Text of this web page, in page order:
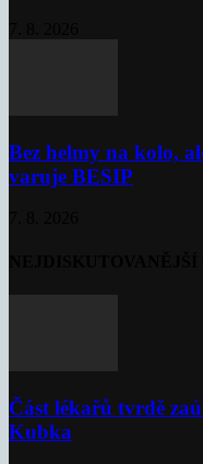
Bez helmy na kolo,
varuje BESIP
Část lékařů tvrdě
Kubka